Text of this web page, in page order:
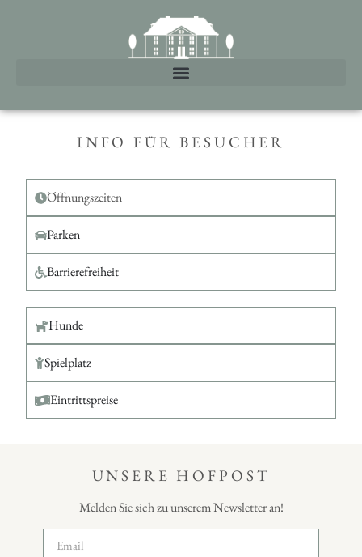
INFO FÜR BESUCHER
Öffnungszeiten
Parken
Barrierefreiheit
Hunde
Spielplatz
Eintrittspreise
UNSERE HOFPOST
Melden Sie sich zu unserem Newsletter an!